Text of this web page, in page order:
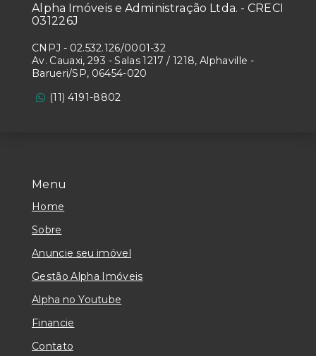
Menu
Home
Sobre
Anuncie seu imóvel
Gestão Alpha Imóveis
Alpha no Youtube
Financie
Contato
Alpha Imóveis e Administração Ltda. - CRECI
031226J
CNPJ - 02.532.126/0001-32
Av. Cauaxi, 293 - Salas 1217 / 1218, Alphaville -
Barueri/SP, 06454-020
(11) 4191-8802